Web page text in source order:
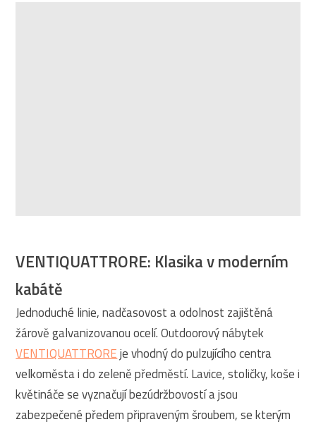
VENTIQUATTRORE: Klasika v moderním
kabátě
Jednoduché linie, nadčasovost a odolnost zajištěná
žárově galvanizovanou ocelí. Outdoorový nábytek
VENTIQUATTROREje vhodný do pulzujícího centra
velkoměsta i do zeleně předměstí. Lavice, stoličky, koše i
květináče se vyznačují bezúdržbovostí a jsou
zabezpečené předem připraveným šroubem, se kterým